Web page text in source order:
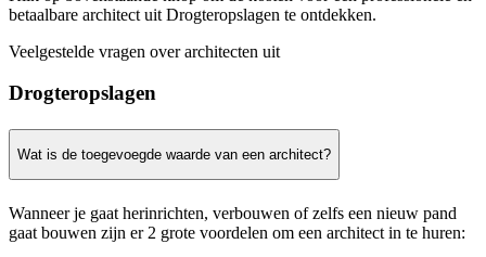
betaalbare architect uit Drogteropslagen te ontdekken.
Veelgestelde vragen over architecten uit
Drogteropslagen
Wat is de toegevoegde waarde van een architect?
Wanneer je gaat herinrichten, verbouwen of zelfs een nieuw pand
gaat bouwen zijn er 2 grote voordelen om een architect in te huren: